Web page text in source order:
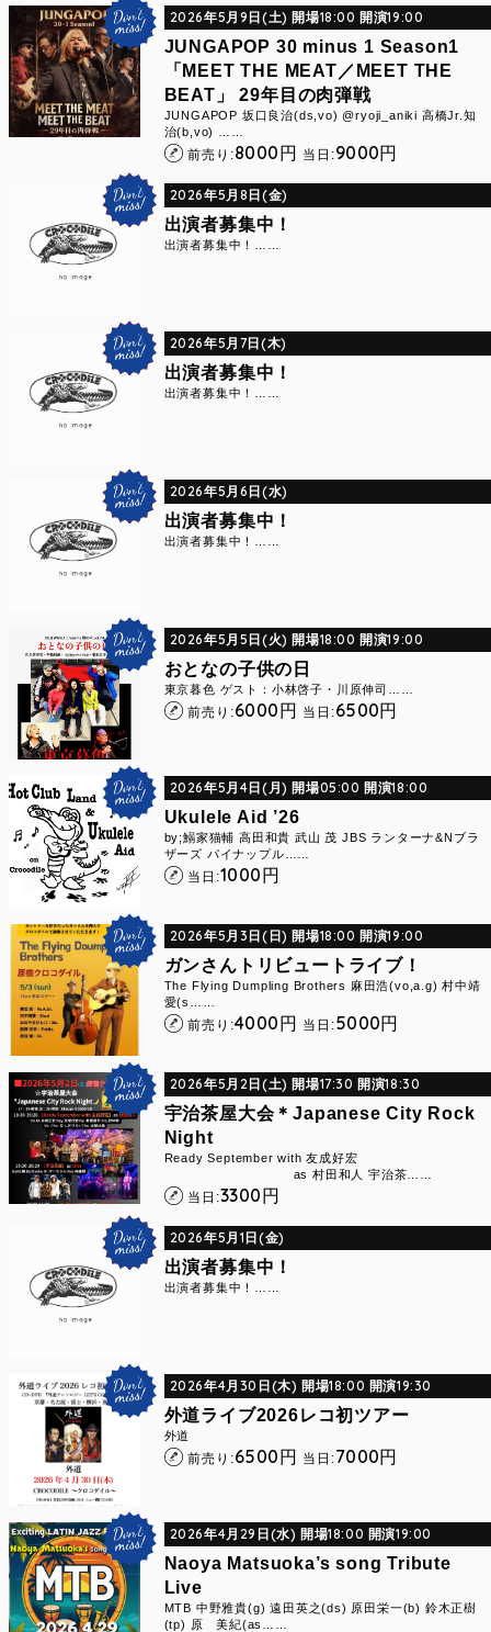
2026年5月9日(土) 開場18:00 開演19:00
JUNGAPOP 30 minus 1 Season1
「MEET THE MEAT／MEET THE
BEAT」 29年目の肉弾戦
JUNGAPOP 坂口良治(ds,vo) @ryoji_aniki 高橋Jr.知
治(b,vo) ……
前売り:8000 円 当日:9000円
2026年5月8日(金)
出演者募集中！
出演者募集中！……
2026年5月7日(木)
出演者募集中！
出演者募集中！……
2026年5月6日(水)
出演者募集中！
出演者募集中！……
2026年5月5日(火) 開場18:00 開演19:00
おとなの子供の日
東京暮色 ゲスト：小林啓子・川原伸司……
前売り:6000 円 当日:6500円
2026年5月4日(月) 開場05:00 開演18:00
Ukulele Aid ’26
by;鰯家猫輔 高田和貴 武山 茂 JBS ランターナ&Nブラ
ザーズ パイナップル……
当日:1000 円
2026年5月3日(日) 開場18:00 開演19:00
ガンさんトリビュートライブ！
The Flying Dumpling Brothers 麻田浩(vo,a.g) 村中靖
愛(s……
前売り:4000 円 当日:5000円
2026年5月2日(土) 開場17:30 開演18:30
宇治茶屋大会＊Japanese City Rock
Night
Ready September with 友成好宏
as 村田和人 宇治茶……
当日:3300 円
2026年5月1日(金)
出演者募集中！
出演者募集中！……
2026年4月30日(木) 開場18:00 開演19:30
外道ライブ2026レコ初ツアー
外道
前売り:6500 円 当日:7000円
2026年4月29日(水) 開場18:00 開演19:00
Naoya Matsuoka’s song Tribute
Live
MTB 中野雅貴(g) 遠田英之(ds) 原田栄一(b) 鈴木正樹
(tp) 原 美紀(as……